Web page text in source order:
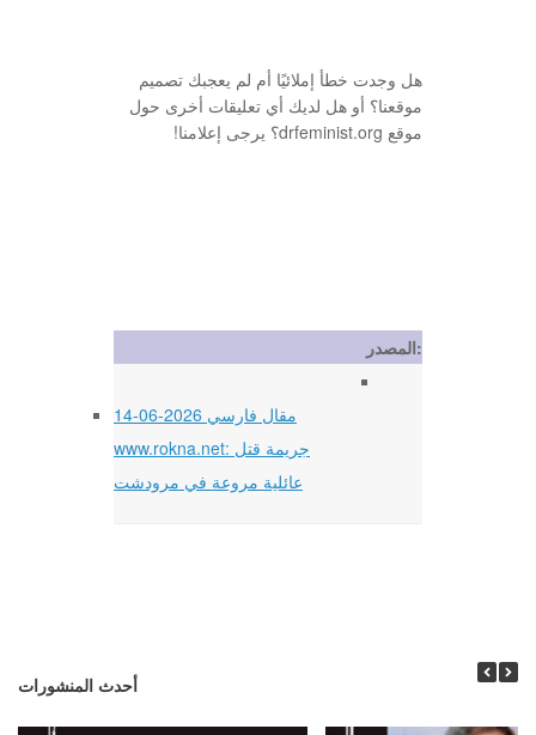
هل وجدت خطأ إملائيًا أم لم يعجبك تصميم
موقعنا؟ أو هل لديك أي تعليقات أخرى حول
موقع drfeminist.org؟ يرجى إعلامنا!
المصدر:
14-06-2026 مقال فارسي
www.rokna.net: جريمة قتل
عائلية مروعة في مرودشت
أحدث المنشورات